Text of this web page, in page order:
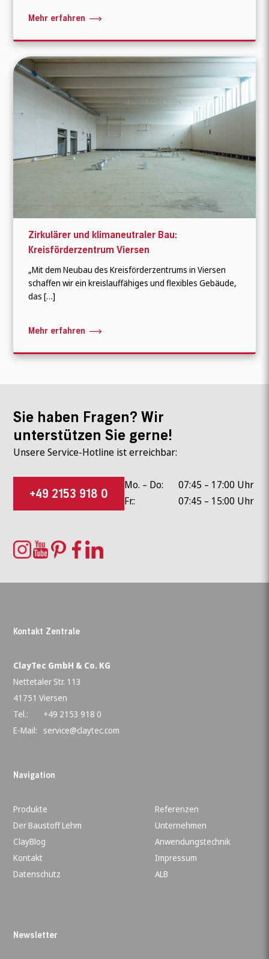
Mehr erfahren
Zirkulärer und klimaneutraler Bau:
Kreisförderzentrum Viersen
„Mit dem Neubau des Kreisförderzentrums in Viersen
schaffen wir ein kreislauffähiges und flexibles Gebäude,
das […]
Mehr erfahren
Sie haben Fragen? Wir
unterstützen Sie gerne!
Unsere Service-Hotline ist erreichbar:
+49 2153 918 0
Mo. – Do:
07:45 – 17:00 Uhr
Fr.:
07:45 – 15:00 Uhr
Kontakt Zentrale
ClayTec GmbH & Co. KG
Nettetaler Str. 113
41751 Viersen
Tel.:
+49 2153 918 0
E-Mail:
service@claytec.com
Navigation
Produkte
Referenzen
Der Baustoff Lehm
Unternehmen
ClayBlog
Anwendungstechnik
Kontakt
Impressum
Datenschutz
ALB
Newsletter